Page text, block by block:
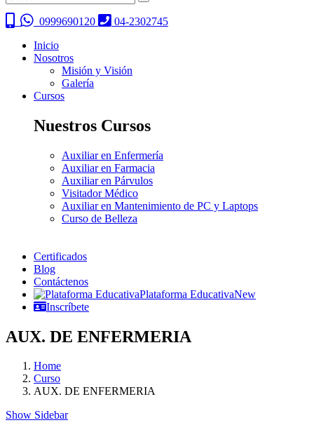
0999690120
04-2302745
Inicio
Nosotros
Misión y Visión
Galería
Cursos
Nuestros Cursos
Auxiliar en Enfermería
Auxiliar en Farmacia
Auxiliar en Párvulos
Visitador Médico
Auxiliar en Mantenimiento de PC y Laptops
Curso de Belleza
Certificados
Blog
Contáctenos
Plataforma EducativaNew
Inscríbete
AUX. DE ENFERMERIA
Home
Curso
AUX. DE ENFERMERIA
Show Sidebar